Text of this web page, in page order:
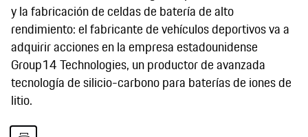
y la fabricación de celdas de batería de alto
rendimiento: el fabricante de vehículos deportivos va a
adquirir acciones en la empresa estadounidense
Group14 Technologies, un productor de avanzada
tecnología de silicio-carbono para baterías de iones de
litio.